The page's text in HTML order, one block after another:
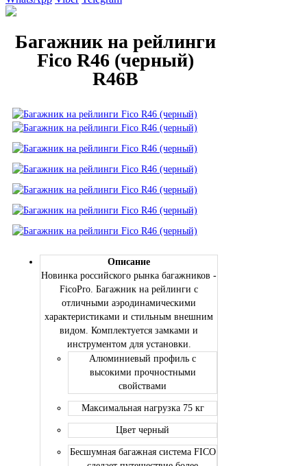
Багажник на рейлинги
Fico R46 (черный)
R46B
Описание
Новинка российского рынка багажников -
FicoPro. Багажник на рейлинги с
отличными аэродинамическими
характеристиками и стильным внешним
видом. Комплектуется замками и
инструментом для установки.
Алюминиевый профиль с
высокими прочностными
свойствами
Максимальная нагрузка 75 кг
Цвет черный
Бесшумная багажная система FICO